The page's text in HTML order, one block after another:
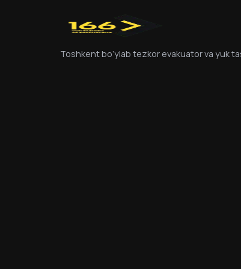
Toshkent bo‘ylab tezkor evakuator va yuk